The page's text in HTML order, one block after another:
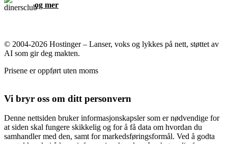
og mer
© 2004-2026 Hostinger – Lanser, voks og lykkes på nett, støttet av
AI som gir deg makten.
Prisene er oppført uten moms
Vi bryr oss om ditt personvern
Denne nettsiden bruker informasjonskapsler som er nødvendige for
at siden skal fungere skikkelig og for å få data om hvordan du
samhandler med den, samt for markedsføringsformål. Ved å godta
samtykker du i å lagre informasjonskapsler på enheten din for